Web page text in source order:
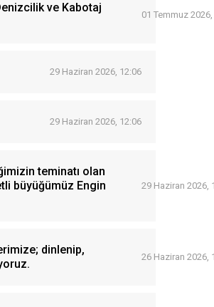
ve Kabotaj
01 Temmuz
29 Haziran 2026, 12:06
29 Haziran 2026, 12:06
teminatı olan
büyüğümüz Engin
29 Haziran 2026,
dinlenip,
26 Haziran 2026,